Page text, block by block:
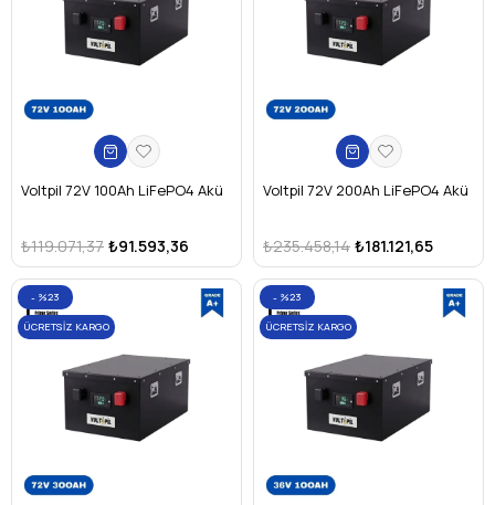
Voltpil 72V 100Ah LiFePO4 Akü
₺91.593,36
₺119.071,37
Voltpil 72V 200Ah LiFePO4 Akü
₺181.121,65
₺235.458,14
%23
ÜCRETSIZ KARGO
%23
ÜCRETSIZ KARGO